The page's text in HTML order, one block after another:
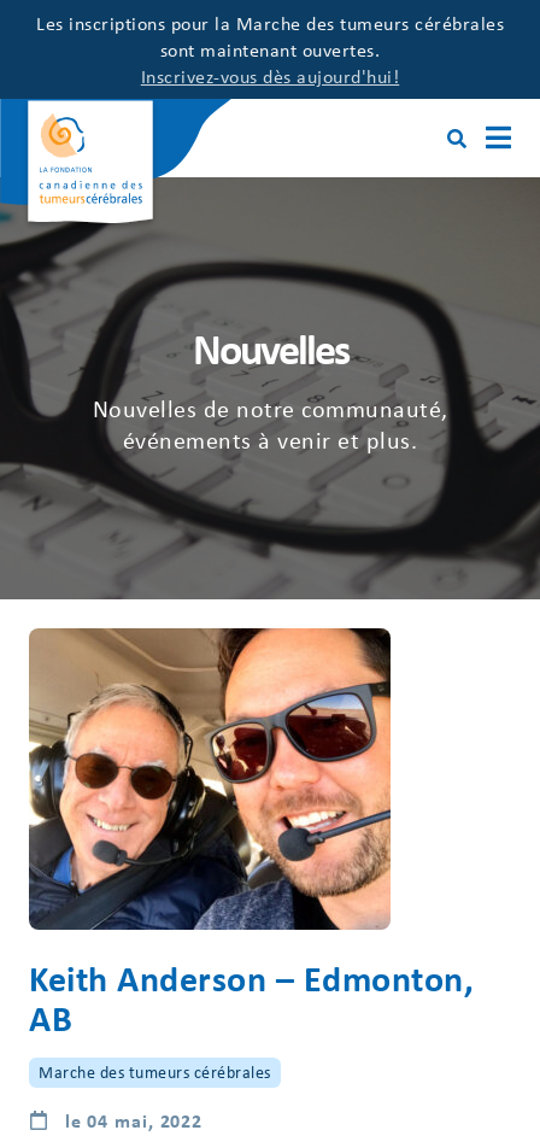
Les inscriptions pour la Marche des tumeurs cérébrales
sont maintenant ouvertes.
Inscrivez-vous dès aujourd'hui!
Nouvelles
Nouvelles de notre communauté,
événements à venir et plus.
Keith Anderson – Edmonton,
AB
Marche des tumeurs cérébrales
le 04 mai, 2022